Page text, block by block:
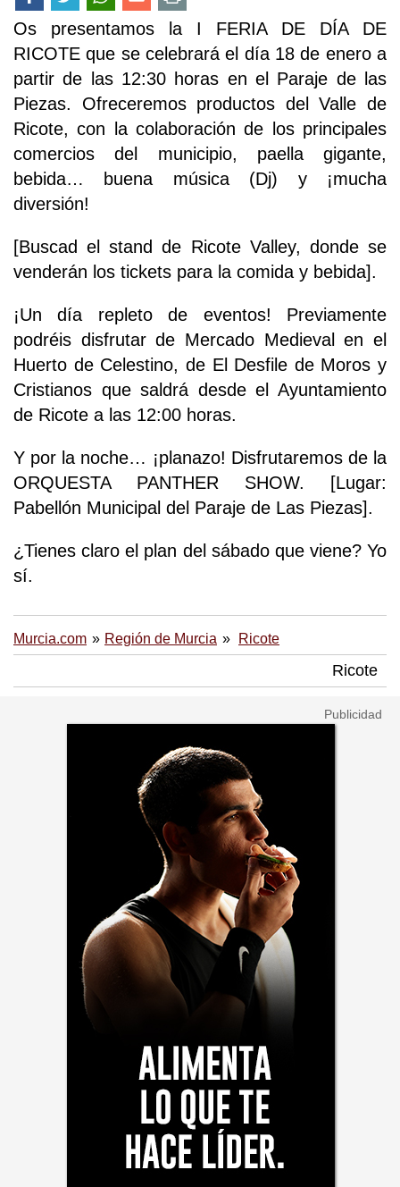
Os presentamos la I FERIA DE DÍA DE
RICOTE que se celebrará el día 18 de enero a
partir de las 12:30 horas en el Paraje de las
Piezas. Ofreceremos productos del Valle de
Ricote, con la colaboración de los principales
comercios del municipio, paella gigante,
bebida… buena música (Dj) y ¡mucha
diversión!
[Buscad el stand de Ricote Valley, donde se
venderán los tickets para la comida y bebida].
¡Un día repleto de eventos! Previamente
podréis disfrutar de Mercado Medieval en el
Huerto de Celestino, de El Desfile de Moros y
Cristianos que saldrá desde el Ayuntamiento
de Ricote a las 12:00 horas.
Y por la noche… ¡planazo! Disfrutaremos de la
ORQUESTA PANTHER SHOW. [Lugar:
Pabellón Municipal del Paraje de Las Piezas].
¿Tienes claro el plan del sábado que viene? Yo
sí.
Murcia.com Región de Murcia Ricote
Ricote